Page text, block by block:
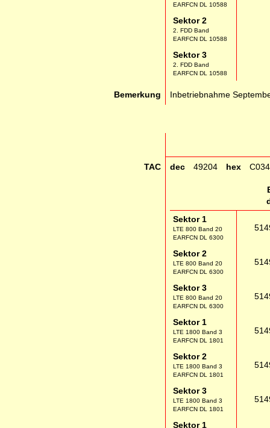
EARFCN DL 10588
Sektor 2
2. FDD Band
EARFCN DL 10588
Sektor 3
2. FDD Band
EARFCN DL 10588
Bemerkung Inbetriebnahme
TAC dec 49204 hex C034
Sektor 1
LTE 800 Band 20
EARFCN DL 6300
Sektor 2
LTE 800 Band 20
EARFCN DL 6300
Sektor 3
LTE 800 Band 20
EARFCN DL 6300
Sektor 1
LTE 1800 Band 3
EARFCN DL 1801
Sektor 2
LTE 1800 Band 3
EARFCN DL 1801
Sektor 3
LTE 1800 Band 3
EARFCN DL 1801
Sektor 1